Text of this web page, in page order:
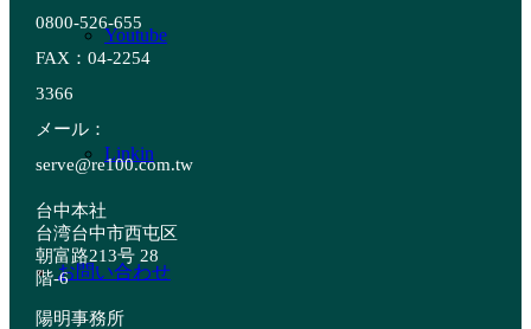
Youtube
Linkin
お問い合わせ
0800-526-655
FAX：04-2254
3366
メール：
serve@re100.com.tw
台中本社
台湾台中市西屯区
朝富路213号 28
階-6
陽明事務所